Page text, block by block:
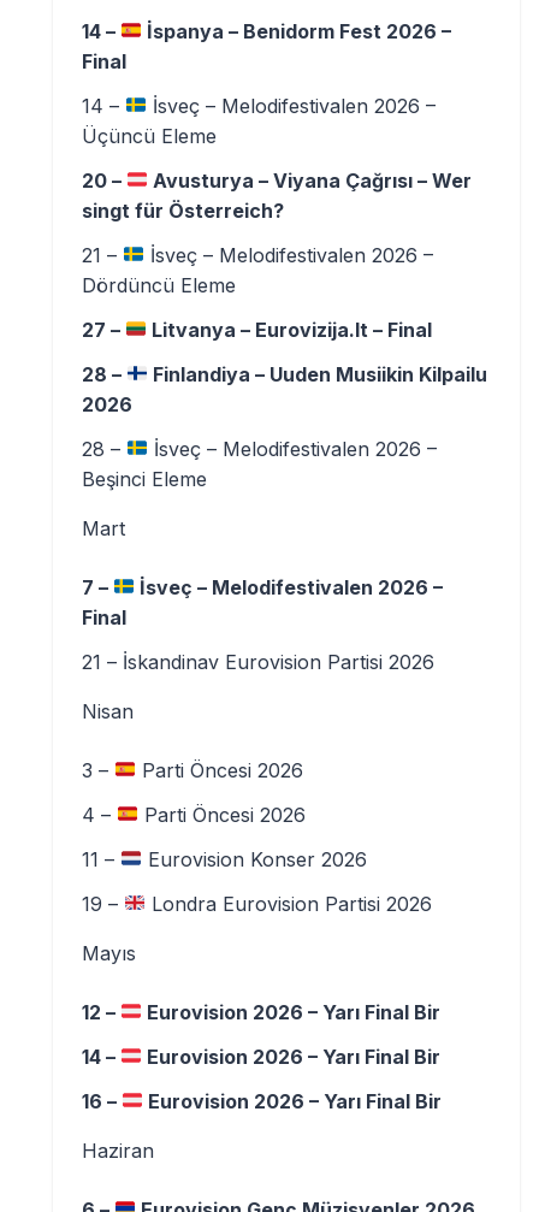
14 –
İspanya – Benidorm Fest 2026 –
Final
14 –
İsveç – Melodifestivalen 2026 –
Üçüncü Eleme
20 –
Avusturya – Viyana Çağrısı – Wer
singt für Österreich?
21 –
İsveç – Melodifestivalen 2026 –
Dördüncü Eleme
27 –
Litvanya – Eurovizija.lt – Final
28 –
Finlandiya – Uuden Musiikin Kilpailu
2026
28 –
İsveç – Melodifestivalen 2026 –
Beşinci Eleme
Mart
7 –
İsveç – Melodifestivalen 2026 –
Final
21 – İskandinav Eurovision Partisi 2026
Nisan
3 –
Parti Öncesi 2026
4 –
Parti Öncesi 2026
11 –
Eurovision Konser 2026
19 –
Londra Eurovision Partisi 2026
Mayıs
12 –
Eurovision 2026 – Yarı Final Bir
14 –
Eurovision 2026 – Yarı Final Bir
16 –
Eurovision 2026 – Yarı Final Bir
Haziran